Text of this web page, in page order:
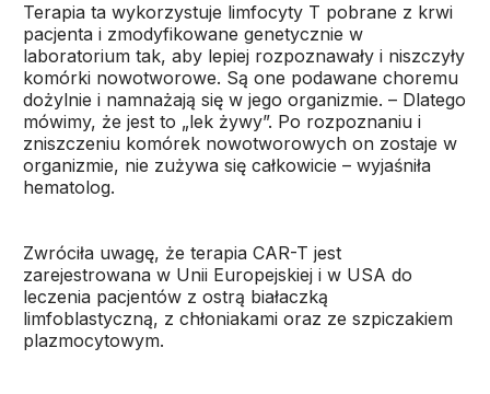
Terapia ta wykorzystuje limfocyty T pobrane z krwi
pacjenta i zmodyfikowane genetycznie w
laboratorium tak, aby lepiej rozpoznawały i niszczyły
komórki nowotworowe. Są one podawane choremu
dożylnie i namnażają się w jego organizmie. – Dlatego
mówimy, że jest to „lek żywy”. Po rozpoznaniu i
zniszczeniu komórek nowotworowych on zostaje w
organizmie, nie zużywa się całkowicie – wyjaśniła
hematolog.
Zwróciła uwagę, że terapia CAR-T jest
zarejestrowana w Unii Europejskiej i w USA do
leczenia pacjentów z ostrą białaczką
limfoblastyczną, z chłoniakami oraz ze szpiczakiem
plazmocytowym.